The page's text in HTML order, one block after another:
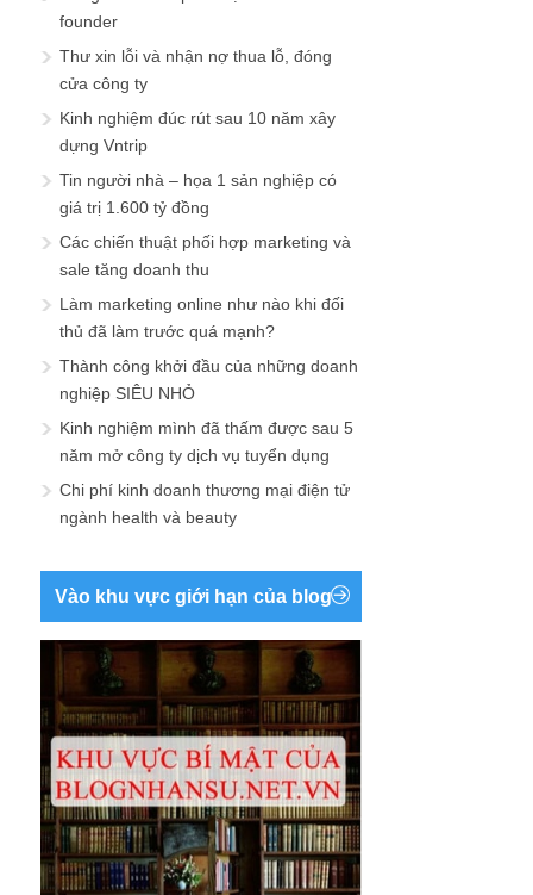
founder
Thư xin lỗi và nhận nợ thua lỗ, đóng
cửa công ty
Kinh nghiệm đúc rút sau 10 năm xây
dựng Vntrip
Tin người nhà – họa 1 sản nghiệp có
giá trị 1.600 tỷ đồng
Các chiến thuật phối hợp marketing và
sale tăng doanh thu
Làm marketing online như nào khi đối
thủ đã làm trước quá mạnh?
Thành công khởi đầu của những doanh
nghiệp SIÊU NHỎ
Kinh nghiệm mình đã thấm được sau 5
năm mở công ty dịch vụ tuyển dụng
Chi phí kinh doanh thương mại điện tử
ngành health và beauty
Vào khu vực giới hạn của blog